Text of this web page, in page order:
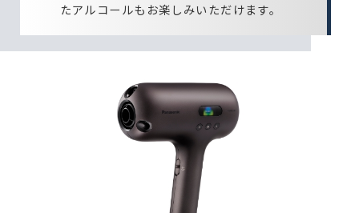
たアルコールもお楽しみいただけます。